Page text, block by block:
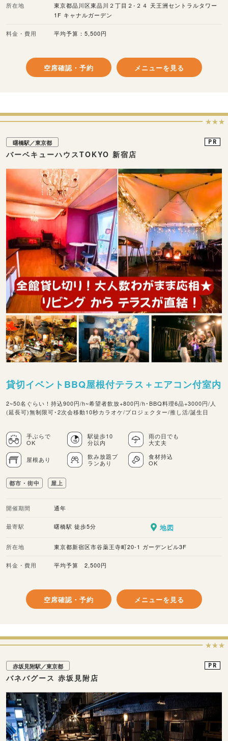
所在地
東京都品川区東品川２丁目２-２４ 天王洲セントラルタワー
1F キャナルガーデン
料金・費用 平均予算：5,500円
空席確認・予約 メニューを見る
★★★
曙橋駅／東京都
バーベキューハウスTOKYO 新宿店
PR
貸切イベントBBQ屋根付テラス＋エアコン付室内
2~50名ぐらい！持込900円/h~希望者飲放+800円/h･BBQ料理6品+3000円/人
(延長可)無制限可･2次会移動10秒カラオケ/プロジェクター/推し活/誕生日
手ぶらで
OK
駅徒歩10
分以内
雨の日でも
大丈夫
屋根あり
飲み放題プ
ランあり
食材持込
OK
都市・街中 屋上
開催期間 通年
最寄駅 曙橋駅 徒歩5分 地図
所在地 東京都新宿区市谷薬王寺町20-1 ガーデンビル3F
料金・費用 平均予算 2,500円
空席確認・予約 メニューを見る
★★★
赤坂見附駅／東京都
バネバグース 赤坂見附店
PR